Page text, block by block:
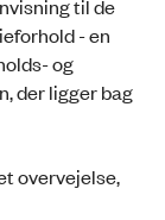
til de
- en
og
der ligger bag
overvejelse,